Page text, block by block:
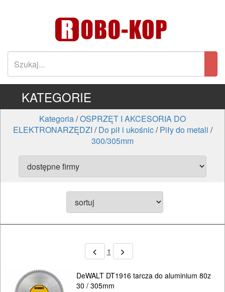
KATEGORIE
Kategoria/OSPRZĘT I AKCESORIA DO
ELEKTRONARZĘDZI /Do pił i ukośnic/Piły do metali /
300/305mm
1
DeWALT DT1916 tarcza do aluminium 80z
30 / 305mm